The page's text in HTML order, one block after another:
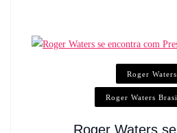
Roger Waters
Roger Waters
Roger Waters